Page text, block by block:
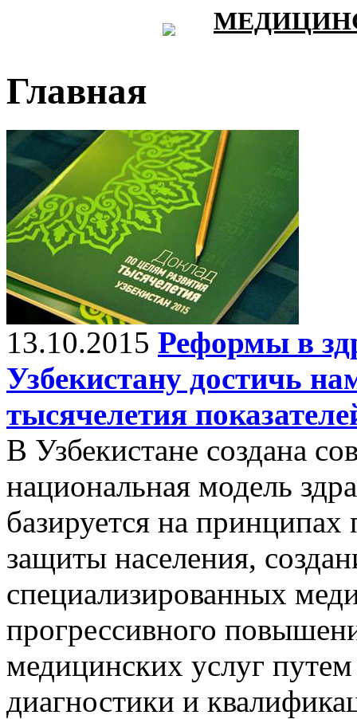
Главная
13.10.2015 Реформы в
Узбекистану достичь
тысячелетия
В Узбекистане создана
национальная модель
базируется на
защиты населения,
специализированных
прогрессивного
медицинских услуг
диагностики и